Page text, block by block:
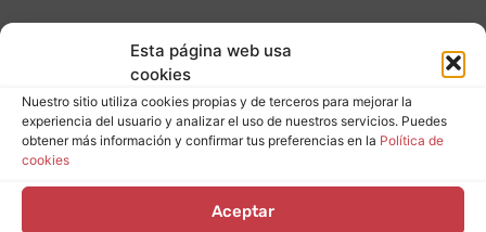
Esta página web usa
cookies
Nuestro sitio utiliza cookies propias y de terceros para mejorar la
experiencia del usuario y analizar el uso de nuestros servicios. Puedes
obtener más información y confirmar tus preferencias en la Política de
cookies
Aceptar